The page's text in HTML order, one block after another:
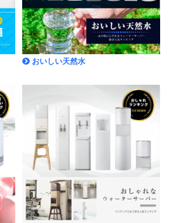
おいしい天然水